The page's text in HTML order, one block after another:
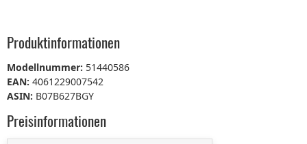
Produktinformationen
Modellnummer: 51440586
EAN: 4061229007542
ASIN: B07B627BGY
Preisinformationen